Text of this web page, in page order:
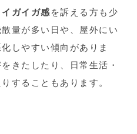
ガイガ感 を訴える方も少
量が多い日や、屋外にい
しやすい傾向がありま
きたしたり、日常生活・
することもあります。